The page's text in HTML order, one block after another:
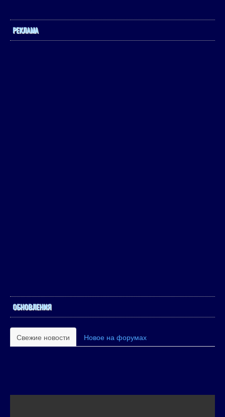
РЕКЛАМА
ОБНОВЛЕНИЯ
Свежие новости Новое на форумах